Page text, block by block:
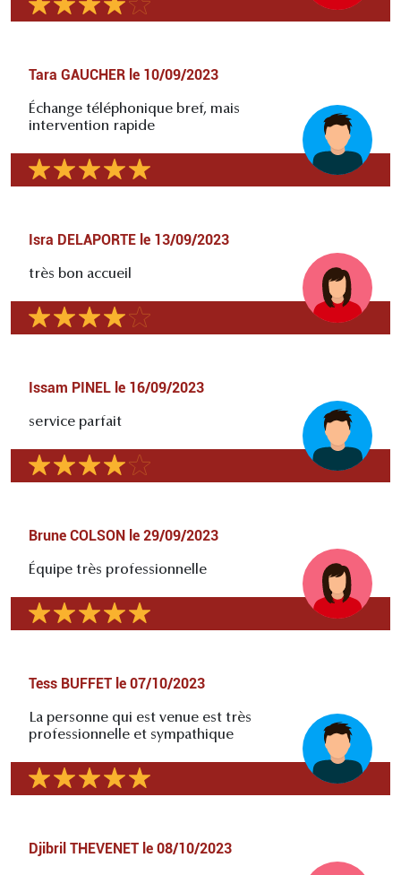
Tara GAUCHER le 10/09/2023
Échange téléphonique bref, mais
intervention rapide
Isra DELAPORTE le 13/09/2023
très bon accueil
Issam PINEL le 16/09/2023
service parfait
Brune COLSON le 29/09/2023
Équipe très professionnelle
Tess BUFFET le 07/10/2023
La personne qui est venue est très
professionnelle et sympathique
Djibril THEVENET le 08/10/2023